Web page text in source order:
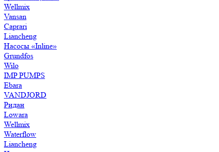
Wellmix
Vansan
Caprari
Liancheng
Насосы «Inline»
Grundfos
Wilo
IMP PUMPS
Ebara
VANDJORD
Ридан
Lowara
Wellmix
Waterflow
Liancheng